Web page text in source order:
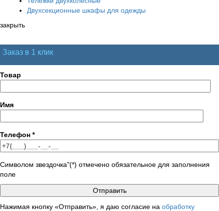
Двухсекционные шкафы для одежды
закрыть
Заказ в 1 клик
Товар
Имя
Телефон *
Символом звездочка"(*) отмечено обязательное для заполнения
поле
Нажимая кнопку «Отправить», я даю согласие на обработку